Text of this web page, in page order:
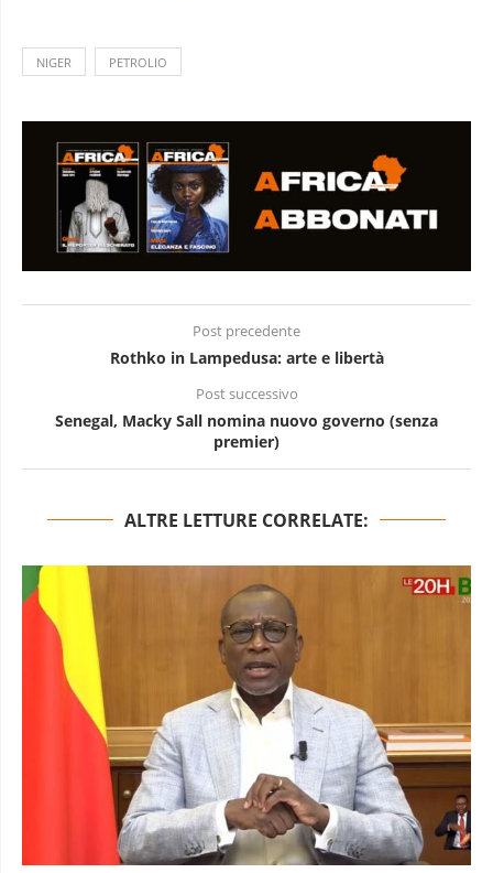
NIGER PETROLIO
Post precedente
Rothko in Lampedusa: arte e libertà
Post successivo
Senegal, Macky Sall nomina nuovo governo (senza
premier)
ALTRE LETTURE CORRELATE: